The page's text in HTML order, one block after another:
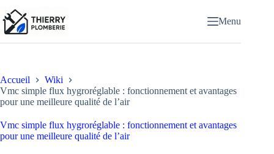
au
contenu
Menu
Accueil
Wiki
Vmc simple flux hygroréglable : fonctionnement et avantages
pour une meilleure qualité de l’air
Vmc simple flux hygroréglable : fonctionnement et avantages
pour une meilleure qualité de l’air